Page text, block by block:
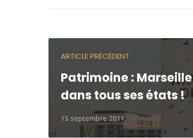
ARTICLE PRÉCÉDENT
Patrimoine : Marseille
dans tous ses états !
15 septembre 2011